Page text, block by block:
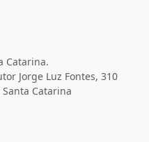
Catarina.
Jorge Luz Fontes, 310
Santa Catarina